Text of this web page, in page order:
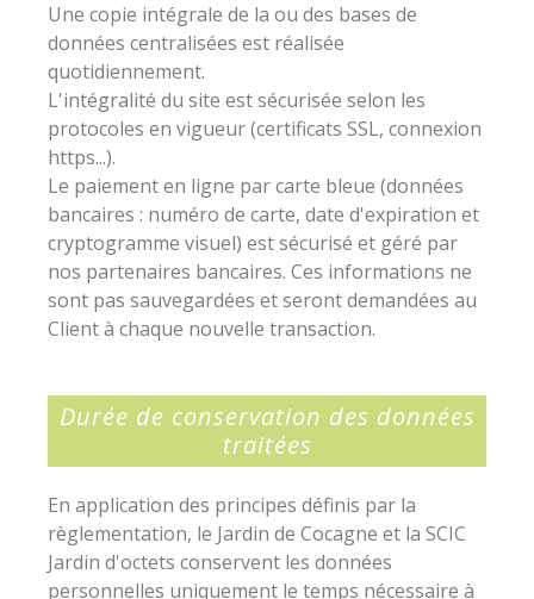
Une copie intégrale de la ou des bases de
données centralisées est réalisée
quotidiennement.
L'intégralité du site est sécurisée selon les
protocoles en vigueur (certificats SSL, connexion
https...).
Le paiement en ligne par carte bleue (données
bancaires : numéro de carte, date d'expiration et
cryptogramme visuel) est sécurisé et géré par
nos partenaires bancaires. Ces informations ne
sont pas sauvegardées et seront demandées au
Client à chaque nouvelle transaction.
Durée de conservation des données
traitées
En application des principes définis par la
règlementation, le Jardin de Cocagne et la SCIC
Jardin d'octets conservent les données
personnelles uniquement le temps nécessaire à